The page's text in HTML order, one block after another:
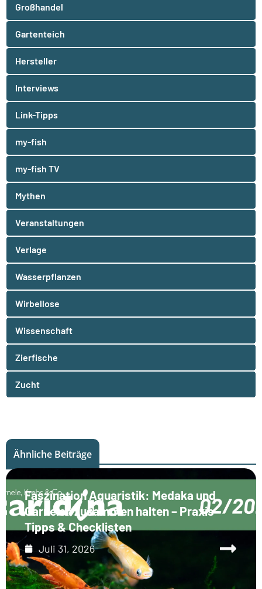
Großhandel
Gartenteich
Hersteller
Interviews
Link-Tipps
my-fish
my-fish TV
Mythen
Veranstaltungen
Verlage
Wasserpflanzen
Wirbellose
Wissenschaft
Zierfische
Zucht
Ähnliche Beiträge
Faszination Aquaristik: Medaka und
Garnelen zusammen halten – Praxis-
Tipps & Checklisten
Juli 31, 2026